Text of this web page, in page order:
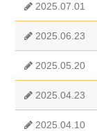
2025.07.01
2025.06.23
2025.05.20
2025.04.23
2025.04.10